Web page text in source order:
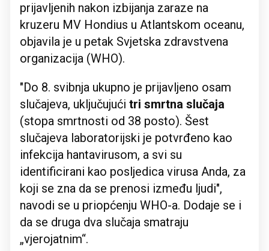
prijavljenih nakon izbijanja zaraze na
kruzeru MV Hondius u Atlantskom oceanu,
objavila je u petak Svjetska zdravstvena
organizacija (WHO).
"Do 8. svibnja ukupno je prijavljeno osam
slučajeva, uključujući tri smrtna slučaja
(stopa smrtnosti od 38 posto). Šest
slučajeva laboratorijski je potvrđeno kao
infekcija hantavirusom, a svi su
identificirani kao posljedica virusa Anda, za
koji se zna da se prenosi između ljudi",
navodi se u priopćenju WHO-a. Dodaje se i
da se druga dva slučaja smatraju
„vjerojatnim“.